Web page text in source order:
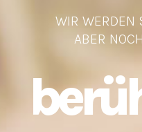
WIR WERDEN
ABER